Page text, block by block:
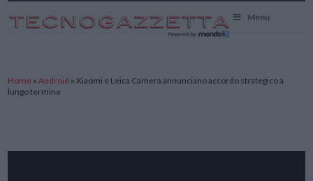
Menu
Home »Android »Xiaomi e Leica Camera annunciano accordo strategico a
lungo termine